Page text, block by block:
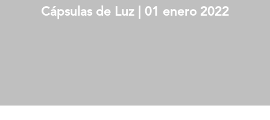
Cápsulas de Luz | 01 enero 2022